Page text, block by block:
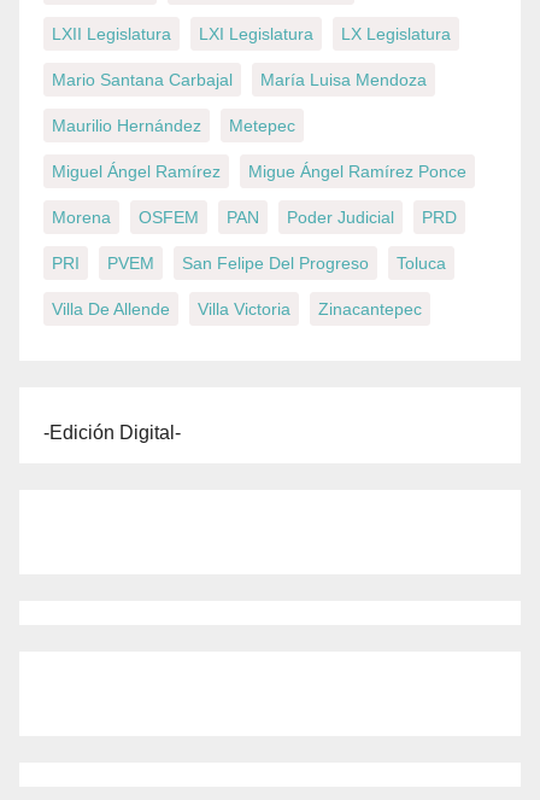
LXII Legislatura LXI Legislatura LX Legislatura
Mario Santana Carbajal María Luisa Mendoza
Maurilio Hernández Metepec
Miguel Ángel Ramírez Migue Ángel Ramírez Ponce
Morena OSFEM PAN Poder Judicial PRD
PRI PVEM San Felipe Del Progreso Toluca
Villa De Allende Villa Victoria Zinacantepec
-Edición Digital-